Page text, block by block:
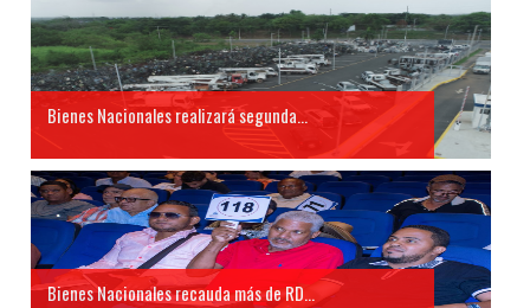
Bienes Nacionales realizará segunda...
Bienes Nacionales recauda más de RD...